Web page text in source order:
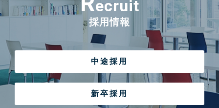
ecruit
採用情報
中途採用
新卒採用